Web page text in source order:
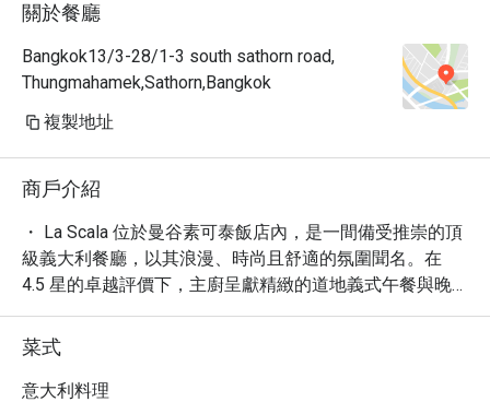
關於餐廳
Bangkok13/3-28/1-3 south sathorn road,
Thungmahamek,Sathorn,Bangkok
複製地址
商戶介紹
・ La Scala 位於曼谷素可泰飯店內，是一間備受推崇的頂
級義大利餐廳，以其浪漫、時尚且舒適的氛圍聞名。在
4.5 星的卓越評價下，主廚呈獻精緻的道地義式午餐與晚
餐，從經典開胃菜到手工義大利麵，每道菜餚都彰顯義大
利美食的精髓。無論是浪漫約會或奢華餐敘，這裡都是品
味非凡義式料理的理想之選，提供酒吧及免費 Wi-Fi 等便
利設施。
菜式
意大利料理